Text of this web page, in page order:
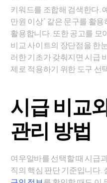
키워드를 조합해 검색한다.
만원 이상” 같은 문구를 활
활용합니다. 또한 공고를 모
비교 사이트의 장단점을 한
러한 기초가 갖춰지면 시급
제로 적용하기 위한 도구 선
시급 비교
관리 방법
여우알바를 선택할 때 시급
직의 핵심 판단 기준입니다.